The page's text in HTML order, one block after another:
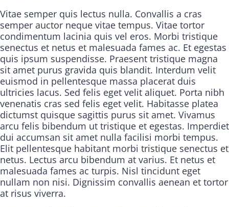
Vitae semper quis lectus nulla. Convallis a cras
semper auctor neque vitae tempus. Vitae tortor
condimentum lacinia quis vel eros. Morbi tristique
senectus et netus et malesuada fames ac. Et egestas
quis ipsum suspendisse. Praesent tristique magna
sit amet purus gravida quis blandit. Interdum velit
euismod in pellentesque massa placerat duis
ultricies lacus. Sed felis eget velit aliquet. Porta nibh
venenatis cras sed felis eget velit. Habitasse platea
dictumst quisque sagittis purus sit amet. Vivamus
arcu felis bibendum ut tristique et egestas. Imperdiet
dui accumsan sit amet nulla facilisi morbi tempus.
Elit pellentesque habitant morbi tristique senectus et
netus. Lectus arcu bibendum at varius. Et netus et
malesuada fames ac turpis. Nisl tincidunt eget
nullam non nisi. Dignissim convallis aenean et tortor
at risus viverra.